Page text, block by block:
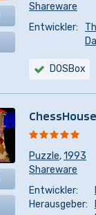
Shareware
Entwickler:
DOSBox
Puzzle,1993
Shareware
Entwickler:
Herausgeber: